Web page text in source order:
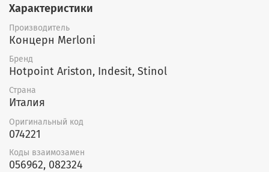
Характеристики
Производитель
Концерн Merloni
Бренд
Hotpoint Ariston, Indesit, Stinol
Страна
Италия
Оригинальный код
074221
Коды взаимозамен
056962, 082324